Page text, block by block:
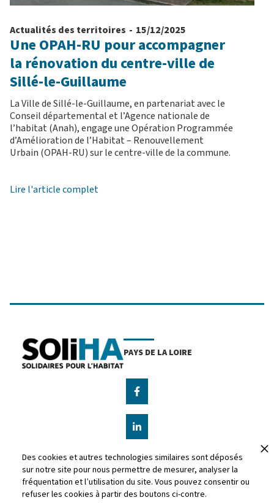
Actualités des territoires - 15/12/2025
Une OPAH-RU pour accompagner
la rénovation du centre-ville de
Sillé-le-Guillaume
La Ville de Sillé-le-Guillaume, en partenariat avec le
Conseil départemental et l’Agence nationale de
l’habitat (Anah), engage une Opération Programmée
d’Amélioration de l’Habitat – Renouvellement
Urbain (OPAH-RU) sur le centre-ville de la commune.
Lire l'article complet
PAYS DE LA LOIRE
facebook-f
linkedin-in
Paramètres cookies
Nos offres d'emploi
Des cookies et autres technologies similaires sont déposés
sur notre site pour nous permettre de mesurer, analyser la
fréquentation et l’utilisation du site. Vous pouvez consentir ou
refuser les cookies à partir des boutons ci-contre.